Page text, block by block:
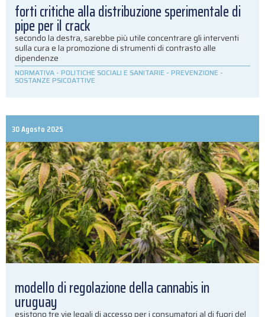
forti critiche alla distribuzione sperimentale di
pipe per il crack
secondo la destra, sarebbe più utile concentrare gli interventi
sulla cura e la promozione di strumenti di contrasto alle
dipendenze
NORMATIVA - POLITICHE SOCIALI E SANITARIE - PREVENZIONE -
SOSTANZE PSICOATTIVE
30 Agosto 2025
modello di regolazione della cannabis in
uruguay
esistono tre vie legali di accesso per i consumatori al di fuori del